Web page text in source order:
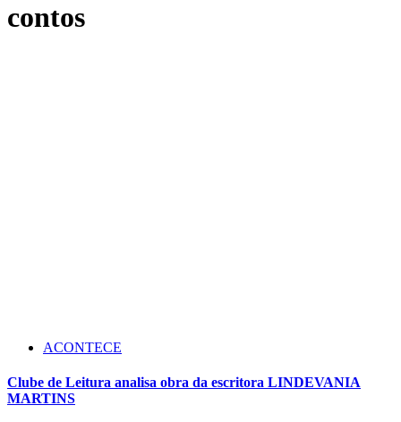
contos
ACONTECE
Clube de Leitura analisa obra da escritora LINDEVANIA
MARTINS